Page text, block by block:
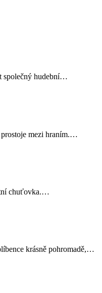
společný hudební…
prostoje mezi hraním.…
chuťovka.…
krásně pohromadě,…